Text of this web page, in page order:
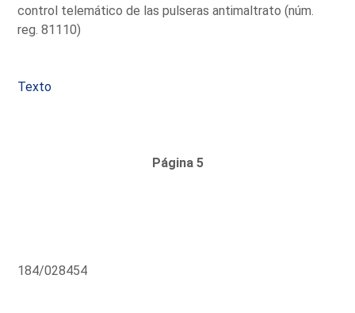
control telemático de las pulseras antimaltrato (núm.
reg. 81110)
Texto
Página 5
184/028454